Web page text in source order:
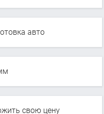
авто
свою цену